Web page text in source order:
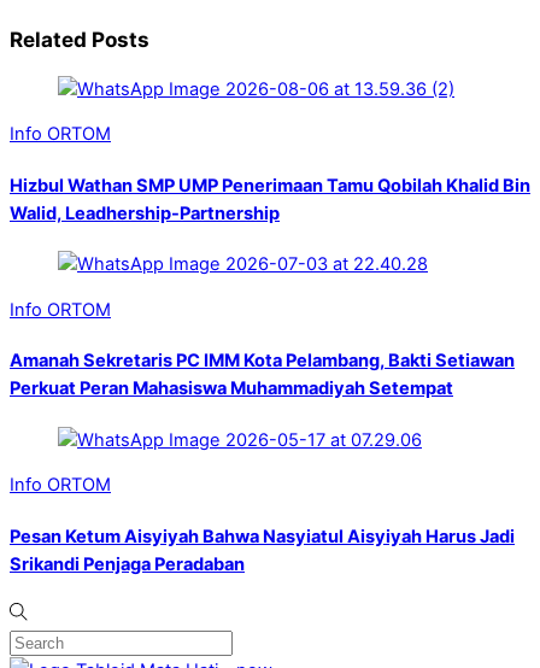
Related Posts
Info ORTOM
Hizbul Wathan SMP UMP Penerimaan Tamu Qobilah Khalid Bin
Walid, Leadhership-Partnership
Info ORTOM
Amanah Sekretaris PC IMM Kota Pelambang, Bakti Setiawan
Perkuat Peran Mahasiswa Muhammadiyah Setempat
Info ORTOM
Pesan Ketum Aisyiyah Bahwa Nasyiatul Aisyiyah Harus Jadi
Srikandi Penjaga Peradaban